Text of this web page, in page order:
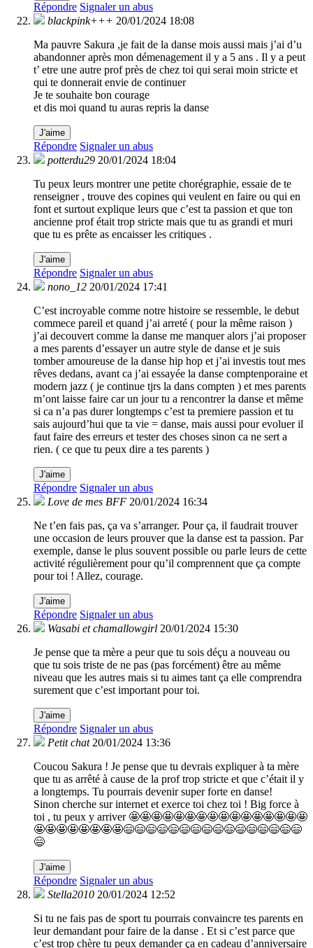
Répondre Signaler un abus
blackpink+++ 20/01/2024 18:08
Ma pauvre Sakura ,je fait de la danse mois aussi mais j’ai d’u
abandonner après mon démenagement il y a 5 ans . Il y a peut
t’ etre une autre prof près de chez toi qui serai moin stricte et
qui te donnerait envie de continuer
Je te souhaite bon courage
et dis moi quand tu auras repris la danse
J'aime
Répondre Signaler un abus
potterdu29 20/01/2024 18:04
Tu peux leurs montrer une petite chorégraphie, essaie de te
renseigner , trouve des copines qui veulent en faire ou qui en
font et surtout explique leurs que c’est ta passion et que ton
ancienne prof était trop stricte mais que tu as grandi et muri
que tu es prête as encaisser les critiques .
J'aime
Répondre Signaler un abus
nono_12 20/01/2024 17:41
C’est incroyable comme notre histoire se ressemble, le debut
commece pareil et quand j’ai arreté ( pour la même raison )
j’ai decouvert comme la danse me manquer alors j’ai proposer
a mes parents d’essayer un autre style de danse et je suis
tomber amoureuse de la danse hip hop et j’ai investis tout mes
rêves dedans, avant ca j’ai essayée la danse comptenporaine et
modern jazz ( je continue tjrs la dans compten ) et mes parents
m’ont laisse faire car un jour tu a rencontrer la danse et même
si ca n’a pas durer longtemps c’est ta premiere passion et tu
sais aujourd’hui que ta vie = danse, mais aussi pour evoluer il
faut faire des erreurs et tester des choses sinon ca ne sert a
rien. ( ce que tu peux dire a tes parents )
J'aime
Répondre Signaler un abus
Love de mes BFF 20/01/2024 16:34
Ne t’en fais pas, ça va s’arranger. Pour ça, il faudrait trouver
une occasion de leurs prouver que la danse est ta passion. Par
exemple, danse le plus souvent possible ou parle leurs de cette
activité régulièrement pour qu’il comprennent que ça compte
pour toi ! Allez, courage.
J'aime
Répondre Signaler un abus
Wasabi et chamallowgirl 20/01/2024 15:30
Je pense que ta mère a peur que tu sois déçu a nouveau ou
que tu sois triste de ne pas (pas forcément) être au même
niveau que les autres mais si tu aimes tant ça elle comprendra
surement que c’est important pour toi.
J'aime
Répondre Signaler un abus
Petit chat 20/01/2024 13:36
Coucou Sakura ! Je pense que tu devrais expliquer à ta mère
que tu as arrêté à cause de la prof trop stricte et que c’était il y
a longtemps. Tu pourrais devenir super forte en danse!
Sinon cherche sur internet et exerce toi chez toi ! Big force à
toi , tu peux y arriver 🤩🤩🤩🤩🤩🤩🤩🤩🤩🤩🤩🤩🤩🤩🤩🤩
🤩🤩🤩🤩🤩🤩🤩🤩😄😄😄😄😄😄😄😄😄😄😄😄😄😄😄😄
😄
J'aime
Répondre Signaler un abus
Stella2010 20/01/2024 12:52
Si tu ne fais pas de sport tu pourrais convaincre tes parents en
leur demandant pour faire de la danse . Et si c’est parce que
c’est trop chère tu peux demander ça en cadeau d’anniversaire